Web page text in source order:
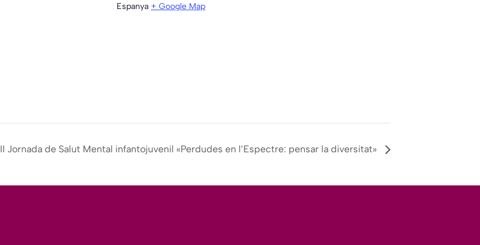
Espanya + Google Map
II Jornada de Salut Mental infantojuvenil «Perdudes en l’Espectre: pensar la diversitat»